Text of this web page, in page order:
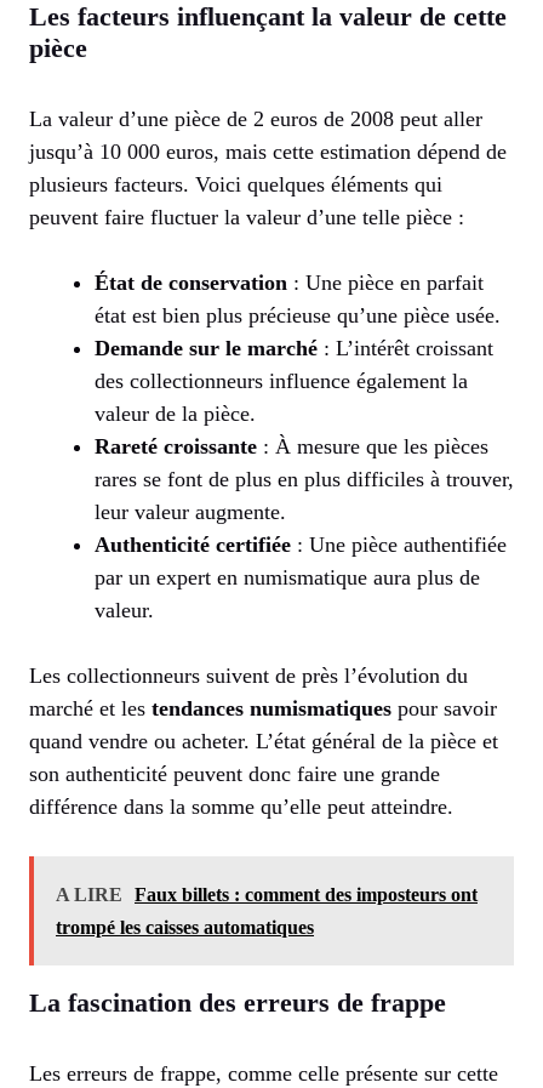
Les facteurs influençant la valeur de cette
pièce
La valeur d’une pièce de 2 euros de 2008 peut aller
jusqu’à 10 000 euros, mais cette estimation dépend de
plusieurs facteurs. Voici quelques éléments qui
peuvent faire fluctuer la valeur d’une telle pièce :
État de conservation : Une pièce en parfait
état est bien plus précieuse qu’une pièce usée.
Demande sur le marché : L’intérêt croissant
des collectionneurs influence également la
valeur de la pièce.
Rareté croissante : À mesure que les pièces
rares se font de plus en plus difficiles à trouver,
leur valeur augmente.
Authenticité certifiée : Une pièce authentifiée
par un expert en numismatique aura plus de
valeur.
Les collectionneurs suivent de près l’évolution du
marché et les tendances numismatiques pour savoir
quand vendre ou acheter. L’état général de la pièce et
son authenticité peuvent donc faire une grande
différence dans la somme qu’elle peut atteindre.
A LIRE
Faux billets : comment des imposteurs ont
trompé les caisses automatiques
La fascination des erreurs de frappe
Les erreurs de frappe, comme celle présente sur cette